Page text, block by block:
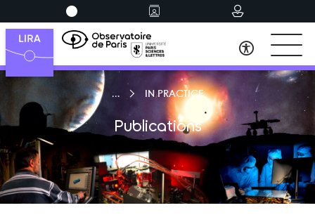
IN PRACTICE
Publications